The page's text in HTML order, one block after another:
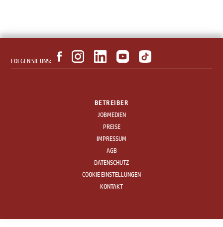
FOLGEN SIE UNS:
BETREIBER
JOBMEDIEN
PREISE
IMPRESSUM
AGB
DATENSCHUTZ
COOKIE EINSTELLUNGEN
KONTAKT